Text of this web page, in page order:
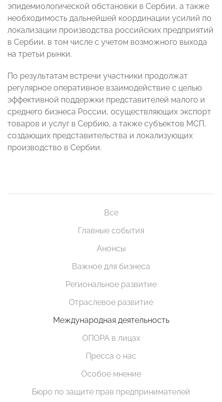
эпидемиологической обстановки в Сербии, а также
необходимость дальнейшей координации усилий по
локализации производства российских предприятий
в Сербии, в том числе с учетом возможного выхода
на третьи рынки.
По результатам встречи участники продолжат
регулярное оперативное взаимодействие с целью
эффективной поддержки представителей малого и
среднего бизнеса России, осуществляющих экспорт
товаров и услуг в Сербию, а также субъектов МСП,
создающих представительства и локализующих
производство в Сербии.
Все
Главные события
Анонсы
Важное для бизнеса
Региональное развитие
Отраслевое развитие
Международная деятельность
ОПОРА в лицах
Пресса о нас
Особое мнение
Бюро по защите прав предпринимателей